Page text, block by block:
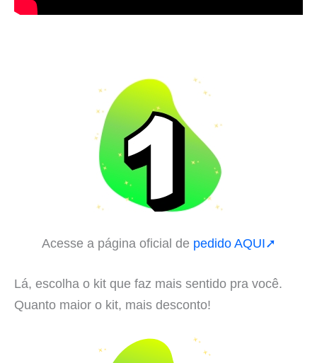
Acesse a página oficial de pedido AQUI➚
Lá, escolha o kit que faz mais sentido pra você.
Quanto maior o kit, mais desconto!